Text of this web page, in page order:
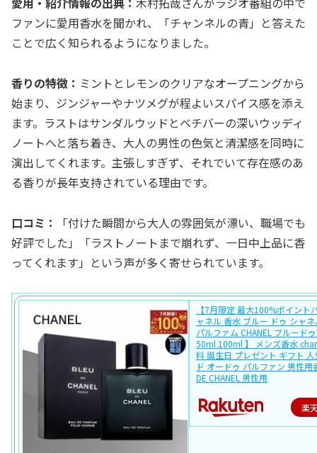
ファンに愛用香水を聞かれ、「チャンネルの青」と答えた
ことで広く知られるようになりました。
香りの特徴： ミントとレモンのクリアなオープニングから
始まり、ジンジャーやナツメグが程よいスパイス感を添え
ます。ラストはサンダルウッドとベチバーの深いウッディ
ノートへと落ち着き、大人の男性の色気と清潔感を同時に
演出してくれます。主張しすぎず、それでいて存在感のあ
る香りが長年支持されている理由です。
口コミ：
「付けた瞬間から大人の雰囲気が漂い、職場でも
好評でした」「ラストノートまで崩れず、一日中上品に香
ってくれます」という声が多く寄せられています。
【7月限定 最大100%ポイント
ャネル 香水 ブルー ドゥ シャ
パルファム CHANEL ブルード
50ml 100ml 】 メンズ香水
料 誕生日 プレゼント ギフト
ド オードゥ パルファン 男性用
DE CHANEL 男性用
楽